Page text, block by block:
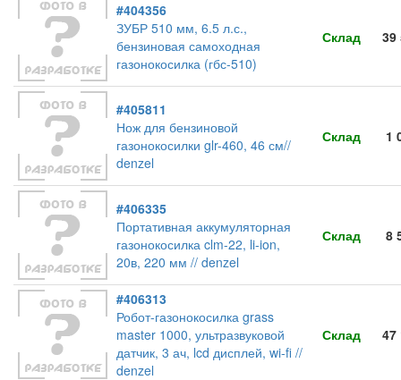
#404356
ЗУБР 510 мм, 6.5 л.с.,
бензиновая самоходная
газонокосилка (гбс-510)
Склад 39
#405811
Нож для бензиновой
газонокосилки glr-460, 46 см//
denzel
Склад 1
#406335
Портативная аккумуляторная
газонокосилка clm-22, li-ion,
20в, 220 мм // denzel
Склад 8
#406313
Робот-газонокосилка grass
master 1000, ультразвуковой
датчик, 3 ач, lcd дисплей, wi-fi //
denzel
Склад 47